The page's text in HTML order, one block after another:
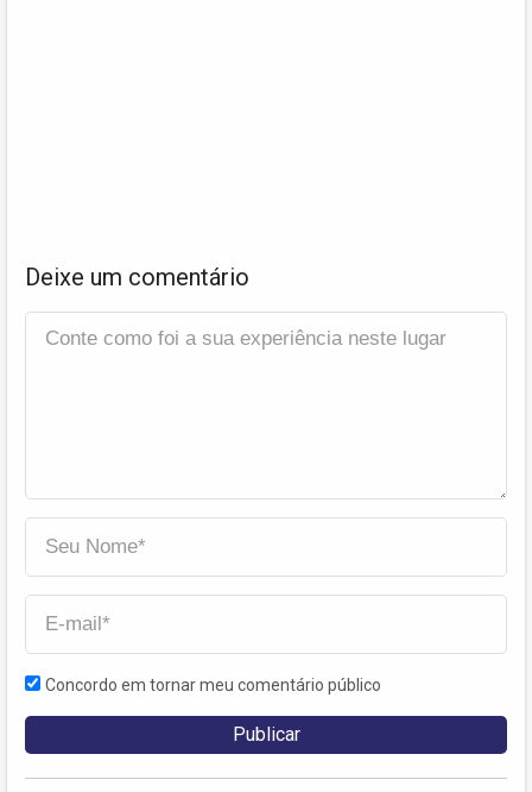
Deixe um comentário
Concordo em tornar meu comentário público